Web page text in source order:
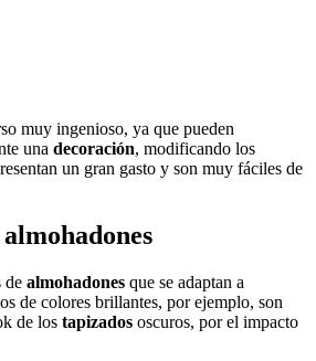
muy ingenioso, ya que pueden
una decoración, modificando los
un gran gasto y son muy fáciles de
de almohadones que se adaptan a
de colores brillantes, por ejemplo, son
de los tapizados oscuros, por el impacto